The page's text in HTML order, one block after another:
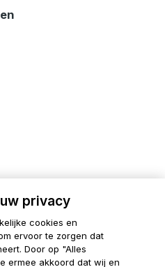
privacy
cookies en
ervoor te zorgen dat
Door op "Alles
ermee akkoord dat wij en